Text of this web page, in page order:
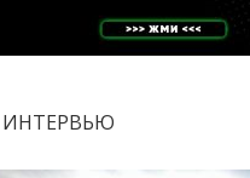
ИНТЕРВЬЮ